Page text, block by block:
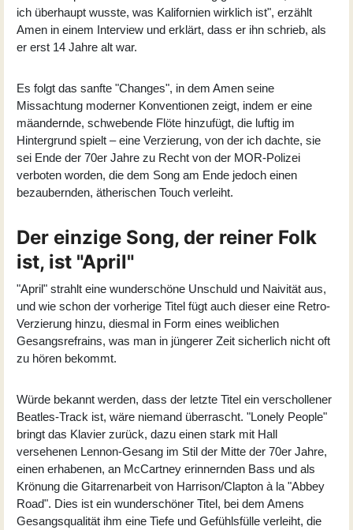
ich überhaupt wusste, was Kalifornien wirklich ist", erzählt
Amen in einem Interview und erklärt, dass er ihn schrieb, als
er erst 14 Jahre alt war.
Es folgt das sanfte "Changes", in dem Amen seine
Missachtung moderner Konventionen zeigt, indem er eine
mäandernde, schwebende Flöte hinzufügt, die luftig im
Hintergrund spielt – eine Verzierung, von der ich dachte, sie
sei Ende der 70er Jahre zu Recht von der MOR-Polizei
verboten worden, die dem Song am Ende jedoch einen
bezaubernden, ätherischen Touch verleiht.
Der einzige Song, der reiner Folk
ist, ist "April"
"April" strahlt eine wunderschöne Unschuld und Naivität aus,
und wie schon der vorherige Titel fügt auch dieser eine Retro-
Verzierung hinzu, diesmal in Form eines weiblichen
Gesangsrefrains, was man in jüngerer Zeit sicherlich nicht oft
zu hören bekommt.
Würde bekannt werden, dass der letzte Titel ein verschollener
Beatles-Track ist, wäre niemand überrascht. "Lonely People"
bringt das Klavier zurück, dazu einen stark mit Hall
versehenen Lennon-Gesang im Stil der Mitte der 70er Jahre,
einen erhabenen, an McCartney erinnernden Bass und als
Krönung die Gitarrenarbeit von Harrison/Clapton à la "Abbey
Road". Dies ist ein wunderschöner Titel, bei dem Amens
Gesangsqualität ihm eine Tiefe und Gefühlsfülle verleiht, die